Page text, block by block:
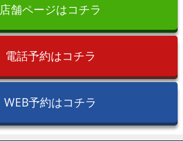
店舗ページはコチラ
電話予約はコチラ
WEB予約はコチラ